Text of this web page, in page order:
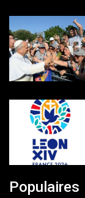
Populaires